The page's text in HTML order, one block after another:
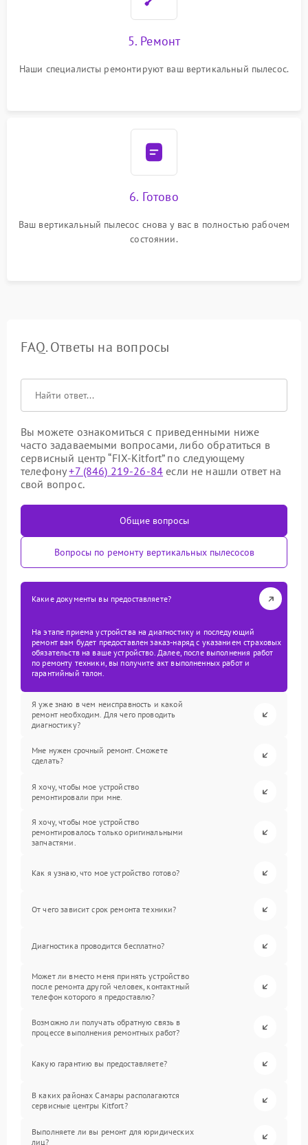
5. Ремонт
Наши специалисты ремонтируют ваш вертикальный пылесос.
6. Готово
Ваш вертикальный пылесос снова у вас в полностью рабочем
состоянии.
FAQ. Ответы на вопросы
Вы можете ознакомиться с приведенными ниже
часто задаваемыми вопросами, либо обратиться в
сервисный центр “FIX-Kitfort” по следующему
телефону+7 (846) 219-26-84 если не нашли ответ на
свой вопрос.
Общие вопросы
Вопросы по ремонту вертикальных пылесосов
Какие документы вы предоставляете?
На этапе приема устройства на диагностику и последующий
ремонт вам будет предоставлен заказ-наряд с указанием страховых
обязательств на ваше устройство. Далее, после выполнения работ
по ремонту техники, вы получите акт выполненных работ и
гарантийный талон.
Я уже знаю в чем неисправность и какой
ремонт необходим. Для чего проводить
диагностику?
Мне нужен срочный ремонт. Сможете
сделать?
Я хочу, чтобы мое устройство
ремонтировали при мне.
Я хочу, чтобы мое устройство
ремонтировалось только оригинальными
запчастями.
Как я узнаю, что мое устройство готово?
От чего зависит срок ремонта техники?
Диагностика проводится бесплатно?
Может ли вместо меня принять устройство
после ремонта другой человек, контактный
телефон которого я предоставлю?
Возможно ли получать обратную связь в
процессе выполнения ремонтных работ?
Какую гарантию вы предоставляете?
В каких районах Самары располагаются
сервисные центры Kitfort?
Выполняете ли вы ремонт для юридических
лиц?